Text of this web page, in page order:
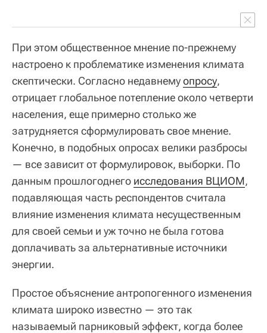
При этом общественное мнение по-прежнему
настроено к проблематике изменения климата
скептически. Согласно недавнемуопросу,
отрицает глобальное потепление около четверти
населения, еще примерно столько же
затрудняется сформулировать свое мнение.
Конечно, в подобных опросах велики разбросы
— все зависит от формулировок, выборки. По
данным прошлогоднего исследования ВЦИОМ,
подавляющая часть респондентов считала
влияние изменения климата несущественным
для своей семьи и уж точно не была готова
доплачивать за альтернативные источники
энергии.
Простое объяснение антропогенного изменения
климата широко известно — это так
называемый парниковый эффект, когда более